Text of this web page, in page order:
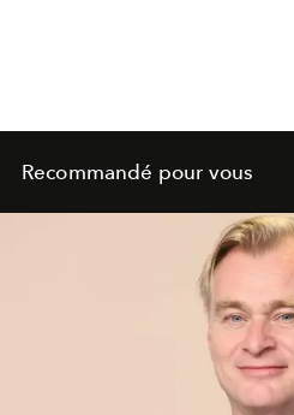
Recommandé pour vous